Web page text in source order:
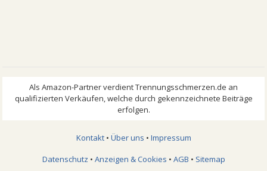
Kontakt• Über uns • Impressum
Datenschutz • Anzeigen & Cookies • AGB • Sitemap